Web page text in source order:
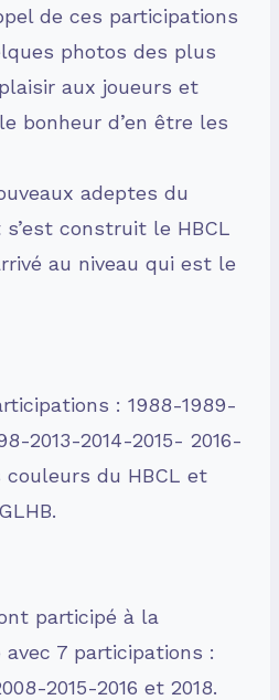
de ces participations
photos des plus
aux joueurs et
bonheur d’en être les
adeptes du
construit le HBCL
au niveau qui est le
: 1988-1989-
2013-2014-2015- 2016-
couleurs du HBCL et
participé à la
7 participations :
2015-2016 et 2018.